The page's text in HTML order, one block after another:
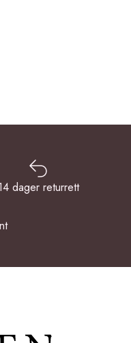
dager returrett